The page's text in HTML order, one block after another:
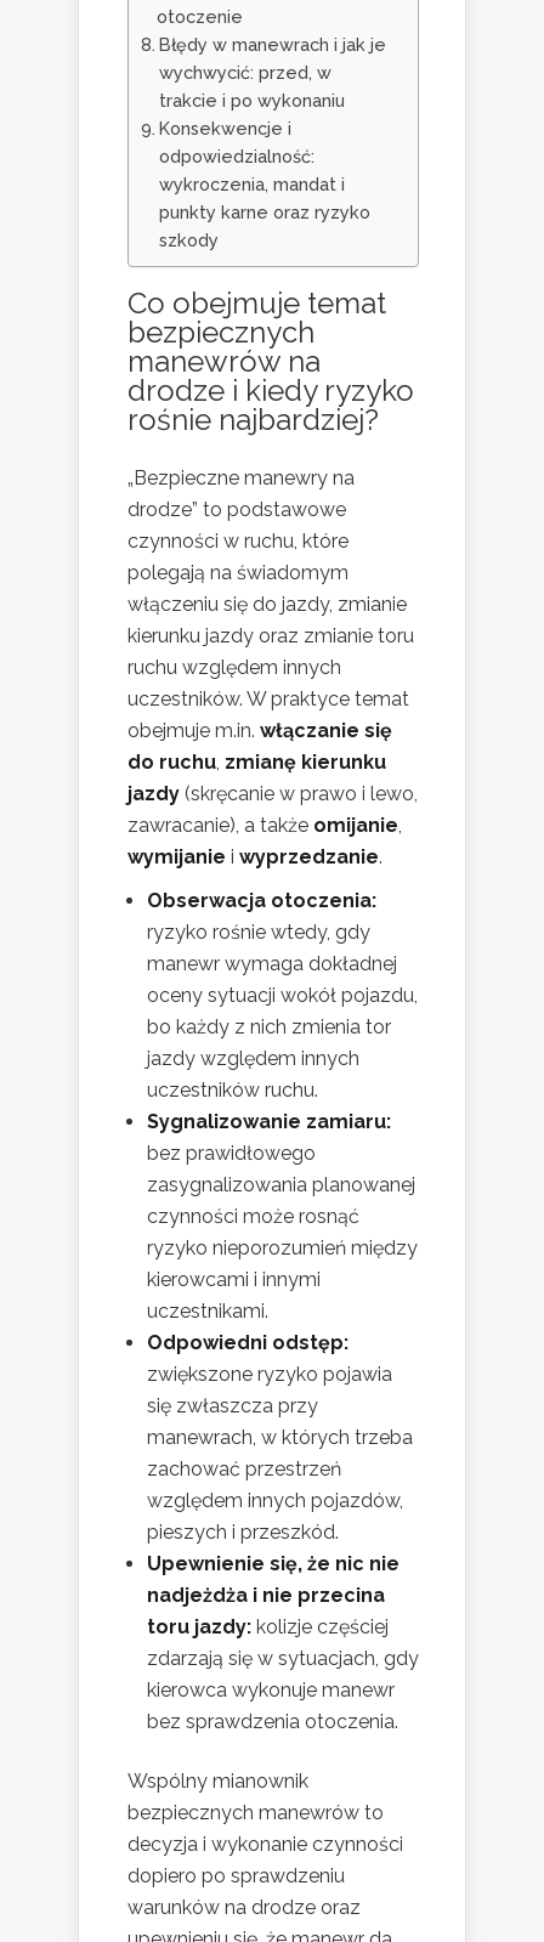
otoczenie
Błędy w manewrach i jak je
wychwycić: przed, w
trakcie i po wykonaniu
Konsekwencje i
odpowiedzialność:
wykroczenia, mandat i
punkty karne oraz ryzyko
szkody
Co obejmuje temat
bezpiecznych
manewrów na
drodze i kiedy ryzyko
rośnie najbardziej?
„Bezpieczne manewry na
drodze” to podstawowe
czynności w ruchu, które
polegają na świadomym
włączeniu się do jazdy, zmianie
kierunku jazdy oraz zmianie toru
ruchu względem innych
uczestników. W praktyce temat
obejmuje m.in. włączanie się
do ruchu, zmianę kierunku
jazdy (skręcanie w prawo i lewo,
zawracanie), a także omijanie,
wymijanie i wyprzedzanie.
Obserwacja otoczenia:
ryzyko rośnie wtedy, gdy
manewr wymaga dokładnej
oceny sytuacji wokół pojazdu,
bo każdy z nich zmienia tor
jazdy względem innych
uczestników ruchu.
Sygnalizowanie zamiaru:
bez prawidłowego
zasygnalizowania planowanej
czynności może rosnąć
ryzyko nieporozumień między
kierowcami i innymi
uczestnikami.
Odpowiedni odstęp:
zwiększone ryzyko pojawia
się zwłaszcza przy
manewrach, w których trzeba
zachować przestrzeń
względem innych pojazdów,
pieszych i przeszkód.
Upewnienie się, że nic nie
nadjeżdża i nie przecina
toru jazdy: kolizje częściej
zdarzają się w sytuacjach, gdy
kierowca wykonuje manewr
bez sprawdzenia otoczenia.
Wspólny mianownik
bezpiecznych manewrów to
decyzja i wykonanie czynności
dopiero po sprawdzeniu
warunków na drodze oraz